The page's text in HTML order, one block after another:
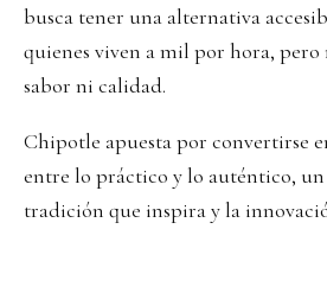
busca tener una alternativa
quienes viven a mil por hora,
sabor ni calidad.
Chipotle apuesta por convertirse
entre lo práctico y lo auténtico,
tradición que inspira y la